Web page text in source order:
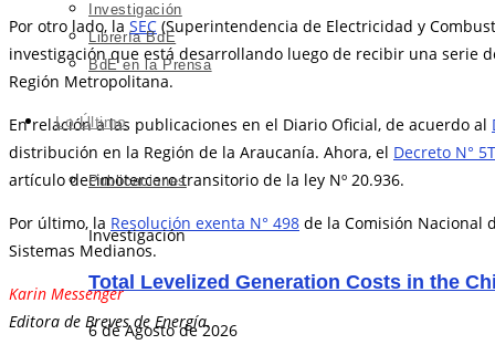
Investigación
Librería BdE
BdE en la Prensa
Lo Último
Publicaciones
Investigación
Total Levelized Generation Costs in the
6 de Agosto de 2026
Por otro lado, la SEC (Superintendencia de Electricidad y
investigación que está desarrollando luego de recibir una serie
Región Metropolitana.
En relación a las publicaciones en el Diario Oficial, de acuerdo al
distribución en la Región de la Araucanía. Ahora, el Decreto N° 5T
artículo decimotercero transitorio de la ley Nº 20.936.
Por último, la Resolución exenta N° 498 de la Comisión Nacional
Sistemas Medianos.
Karin Messenger
Editora de Breves de Energía.